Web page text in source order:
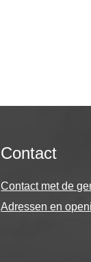
Contact
Contact met de
Adressen en